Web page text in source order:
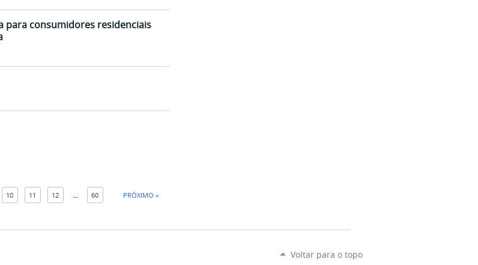
para consumidores residenciais
10 11 12 60 PRÓXIMO »
Voltar para o topo